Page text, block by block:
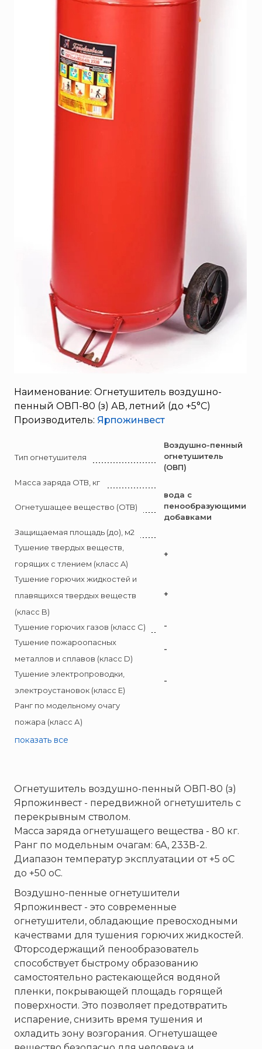
Порошковые огнетушители (ОП) с повышенными
ПЕНОСМЕСИТЕЛЬ (ДОЗАТОР)
«Pohorje» Mirna
«Зелинский групп»
Диапазон+
ИВС-Сигналспецавтоматика
Квазар
Коруфайер
М-01.ру
Магнито-Контакт
Неизвестный производитель
Пожнанотех
Полисервис
Прибор
Ратоборец
РИФ
Риэлта
РУБЕЖ
Русинтэк
Спектрон НПО
Спецавтоматика
Специнформатика-СИ
ТЕМПЕРО
Феникс
Элемент
Эридан
ЮНИТЕСТ
Ярпожинвест
Наименование: Огнетушитель воздушно-
пенный ОВП-80 (з) АВ, летний (до +5°С)
Производитель: Ярпожинвест
Тип огнетушителя
Воздушно-пенный
огнетушитель
(ОВП)
Масса заряда ОТВ, кг
Огнетушащее вещество (ОТВ)
вода с
пенообразующими
добавками
Защищаемая площадь (до), м2
Тушение твердых веществ,
горящих с тлением (класс A)
+
Тушение горючих жидкостей и
плавящихся твердых веществ
(класс B)
+
Тушение горючих газов (класс C)
-
Тушение пожароопасных
металлов и сплавов (класс D)
-
Тушение электропроводки,
электроустановок (класс E)
-
Ранг по модельному очагу
пожара (класс А)
показать все
Огнетушитель воздушно-пенный ОВП-80 (з)
Ярпожинвест - передвижной огнетушитель с
перекрывным стволом.
Масса заряда огнетушащего вещества - 80 кг.
Ранг по модельным очагам: 6А, 233В-2.
Диапазон температур эксплуатации от +5 oС
до +50 oС.
Воздушно-пенные огнетушители
Ярпожинвест - это современные
огнетушители, обладающие превосходными
качествами для тушения горючих жидкостей.
Фторсодержащий пенообразователь
способствует быстрому образованию
самостоятельно растекающейся водяной
пленки, покрывающей площадь горящей
поверхности. Это позволяет предотвратить
испарение, снизить время тушения и
охладить зону возгорания. Огнетушащее